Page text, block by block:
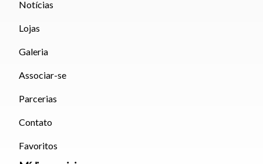
Notícias
Lojas
Galeria
Associar-se
Parcerias
Contato
Favoritos